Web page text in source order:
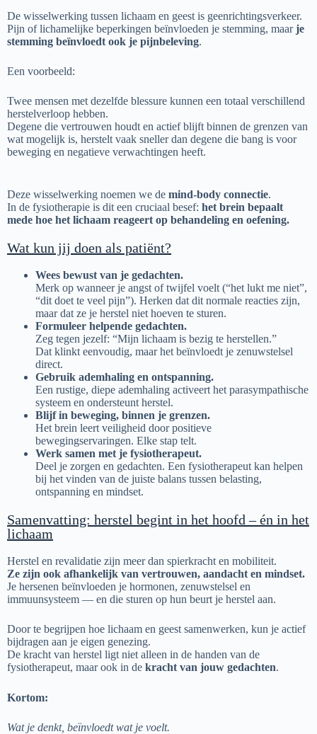
De wisselwerking tussen lichaam en geest is geenrichtingsverkeer.
Pijn of lichamelijke beperkingen beïnvloeden je stemming, maarje
stemming beïnvloedt ook je pijnbeleving.
Een voorbeeld:
Twee mensen met dezelfde blessure kunnen een totaal verschillend
herstelverloop hebben.
Degene die vertrouwen houdt en actief blijft binnen de grenzen van
wat mogelijk is, herstelt vaak sneller dan degene die bang is voor
beweging en negatieve verwachtingen heeft.
Deze wisselwerking noemen we de mind-body connectie.
In de fysiotherapie is dit een cruciaal besef: het brein bepaalt
mede hoe het lichaam reageert op behandeling en oefening.
Wat kun jij doen als patiënt?
Wees bewust van je gedachten.
Merk op wanneer je angst of twijfel voelt (“het lukt me niet”,
“dit doet te veel pijn”). Herken dat dit normale reacties zijn,
maar dat ze je herstel niet hoeven te sturen.
Formuleer helpende gedachten.
Zeg tegen jezelf: “Mijn lichaam is bezig te herstellen.”
Dat klinkt eenvoudig, maar het beïnvloedt je zenuwstelsel
direct.
Gebruik ademhaling en ontspanning.
Een rustige, diepe ademhaling activeert het parasympathische
systeem en ondersteunt herstel.
Blijf in beweging, binnen je grenzen.
Het brein leert veiligheid door positieve
bewegingservaringen. Elke stap telt.
Werk samen met je fysiotherapeut.
Deel je zorgen en gedachten. Een fysiotherapeut kan helpen
bij het vinden van de juiste balans tussen belasting,
ontspanning en mindset.
Samenvatting: herstel begint in het hoofd – én in het
lichaam
Herstel en revalidatie zijn meer dan spierkracht en mobiliteit.
Ze zijn ook afhankelijk van vertrouwen, aandacht en mindset.
Je hersenen beïnvloeden je hormonen, zenuwstelsel en
immuunsysteem — en die sturen op hun beurt je herstel aan.
Door te begrijpen hoe lichaam en geest samenwerken, kun je actief
bijdragen aan je eigen genezing.
De kracht van herstel ligt niet alleen in de handen van de
fysiotherapeut, maar ook in de kracht van jouw gedachten.
Kortom:
Wat je denkt, beïnvloedt wat je voelt.